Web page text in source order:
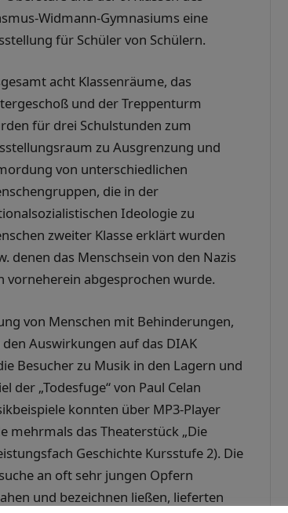
Widmann-Gymnasiums eine
für Schüler von Schülern.
acht Klassenräume, das
und der Treppenturm
für drei Schulstunden zum
zu Ausgrenzung und
von unterschiedlichen
die in der
Ideologie zu
zweiter Klasse erklärt wurden
denen das Menschsein von den Nazis
vorneherein abgesprochen wurde.
von Menschen mit Behinderungen,
Auswirkungen auf das DIAK
Besucher zu Musik in den Lagern und
der „Todesfuge“ von Paul Celan
konnten über MP3-Player
mehrmals das Theaterstück „Die
Geschichte Kursstufe 2). Die
an oft sehr jungen Opfern
und bezeichnen ließen, lieferten